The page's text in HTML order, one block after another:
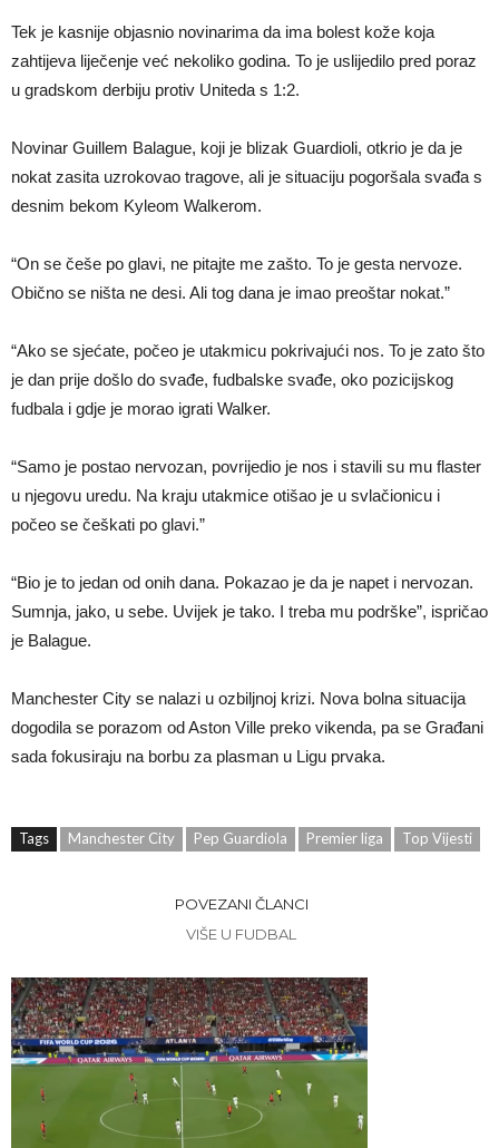
Tek je kasnije objasnio novinarima da ima bolest kože koja
zahtijeva liječenje već nekoliko godina. To je uslijedilo pred poraz
u gradskom derbiju protiv Uniteda s 1:2.
Novinar Guillem Balague, koji je blizak Guardioli, otkrio je da je
nokat zasita uzrokovao tragove, ali je situaciju pogoršala svađa s
desnim bekom Kyleom Walkerom.
“On se češe po glavi, ne pitajte me zašto. To je gesta nervoze.
Obično se ništa ne desi. Ali tog dana je imao preoštar nokat.”
“Ako se sjećate, počeo je utakmicu pokrivajući nos. To je zato što
je dan prije došlo do svađe, fudbalske svađe, oko pozicijskog
fudbala i gdje je morao igrati Walker.
“Samo je postao nervozan, povrijedio je nos i stavili su mu flaster
u njegovu uredu. Na kraju utakmice otišao je u svlačionicu i
počeo se češkati po glavi.”
“Bio je to jedan od onih dana. Pokazao je da je napet i nervozan.
Sumnja, jako, u sebe. Uvijek je tako. I treba mu podrške”, ispričao
je Balague.
Manchester City se nalazi u ozbiljnoj krizi. Nova bolna situacija
dogodila se porazom od Aston Ville preko vikenda, pa se Građani
sada fokusiraju na borbu za plasman u Ligu prvaka.
Tags Manchester City Pep Guardiola Premier liga Top Vijesti
POVEZANI ČLANCI
VIŠE U FUDBAL